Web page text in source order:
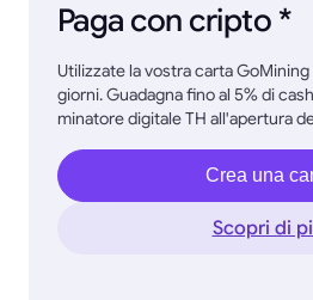
Paga con cripto *
Utilizzate la vostra carta
giorni. Guadagna fino al 5% di
minatore digitale TH all'apertura
Crea una
Scopri di